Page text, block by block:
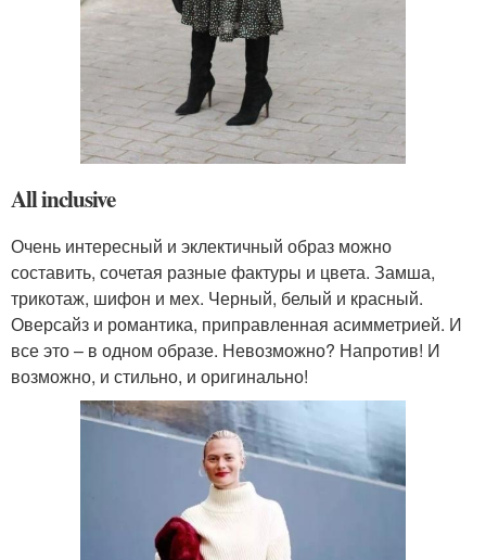
All inclusive
Очень интересный и эклектичный образ можно
составить, сочетая разные фактуры и цвета. Замша,
трикотаж, шифон и мех. Черный, белый и красный.
Оверсайз и романтика, приправленная асимметрией. И
все это – в одном образе. Невозможно? Напротив! И
возможно, и стильно, и оригинально!